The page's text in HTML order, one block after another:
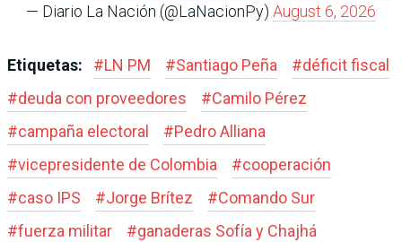
— Diario La Nación (@LaNacionPy) August 6, 2026
Etiquetas: #LN PM #Santiago Peña #déficit fiscal
#deuda con proveedores #Camilo Pérez
#campaña electoral #Pedro Alliana
#vicepresidente de Colombia #cooperación
#caso IPS #Jorge Brítez #Comando Sur
#fuerza militar #ganaderas Sofía y Chajhá